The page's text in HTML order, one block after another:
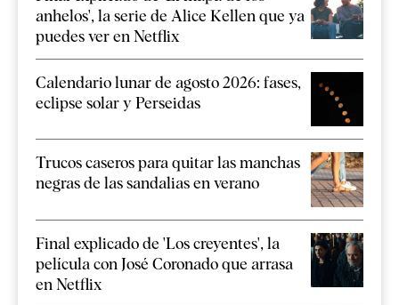
anhelos', la serie de Alice Kellen que ya
puedes ver en Netflix
Calendario lunar de agosto 2026: fases,
eclipse solar y Perseidas
Trucos caseros para quitar las manchas
negras de las sandalias en verano
Final explicado de 'Los creyentes', la
película con José Coronado que arrasa
en Netflix